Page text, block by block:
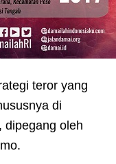
teror yang
di
dipegang oleh